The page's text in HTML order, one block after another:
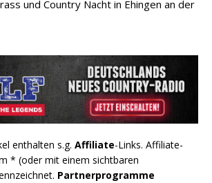
und Country Nacht in Ehingen an der
enthalten s.g. Affiliate-Links. Affiliate-
* (oder mit einem sichtbaren
Partnerprogramme